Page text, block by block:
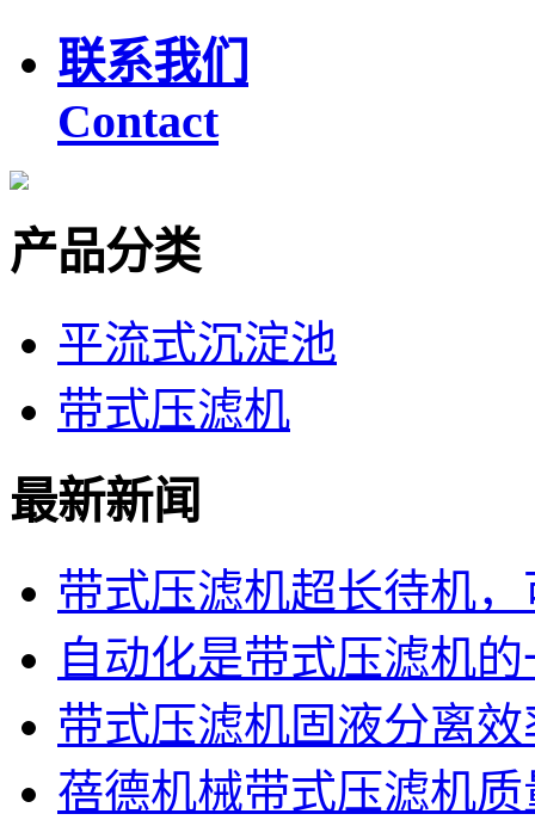
联系我们
Contact
产品分类
平流式沉淀池
带式压滤机
最新新闻
带式压滤机超长待机
自动化是带式压滤机
带式压滤机固液分离
蓓德机械带式压滤机